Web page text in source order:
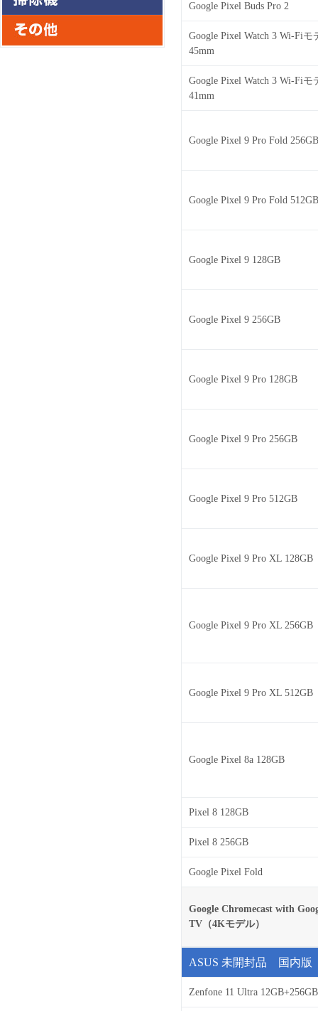
Google Pixel Buds Pro 2
Google Pixel Watch 3 Wi-Fiモ
45mm
Google Pixel Watch 3 Wi-Fiモ
41mm
Google Pixel 9 Pro Fold 256GB
Google Pixel 9 Pro Fold 512GB
Google Pixel 9 128GB
Google Pixel 9 256GB
Google Pixel 9 Pro 128GB
Google Pixel 9 Pro 256GB
Google Pixel 9 Pro 512GB
Google Pixel 9 Pro XL 128GB
Google Pixel 9 Pro XL 256GB
Google Pixel 9 Pro XL 512GB
Google Pixel 8a 128GB
Pixel 8 128GB
Pixel 8 256GB
Google Pixel Fold
Google Chromecast with
TV（4Kモデル）
ASUS 未開封品 国内
Zenfone 11 Ultra 12GB+256GB